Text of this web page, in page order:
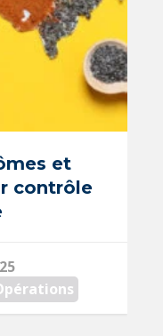
et
contrôle